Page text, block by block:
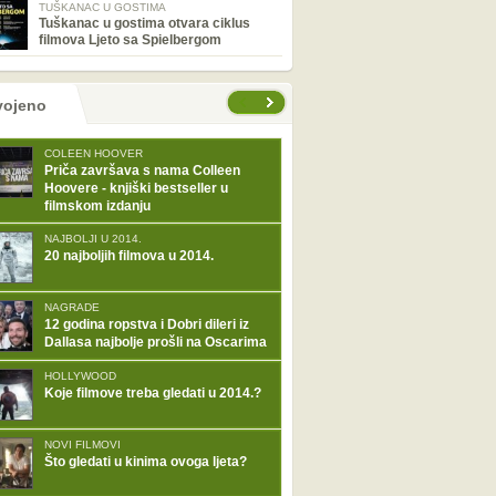
TUŠKANAC U GOSTIMA
Tuškanac u gostima otvara ciklus
filmova Ljeto sa Spielbergom
COLEEN HOOVER
Priča završava s nama Colleen
Hoovere - knjiški bestseller u
filmskom izdanju
NAJBOLJI U 2014.
20 najboljih filmova u 2014.
NAGRADE
12 godina ropstva i Dobri dileri iz
Dallasa najbolje prošli na Oscarima
HOLLYWOOD
Koje filmove treba gledati u 2014.?
NOVI FILMOVI
Što gledati u kinima ovoga ljeta?